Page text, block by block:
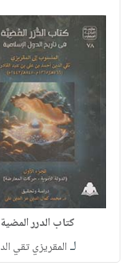
كتاب الدرر المضية
لـ المقريزي تقي الد